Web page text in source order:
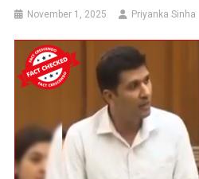
November 1, 2025 Priyanka Sinha